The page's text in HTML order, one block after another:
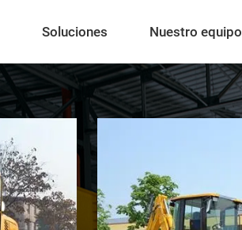
Soluciones Nuestro equipo